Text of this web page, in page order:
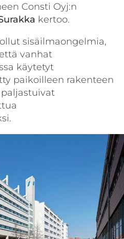
Consti Oyj:n
kertoo.
sisäilmaongelmia,
vanhat
käytetyt
paikoilleen rakenteen